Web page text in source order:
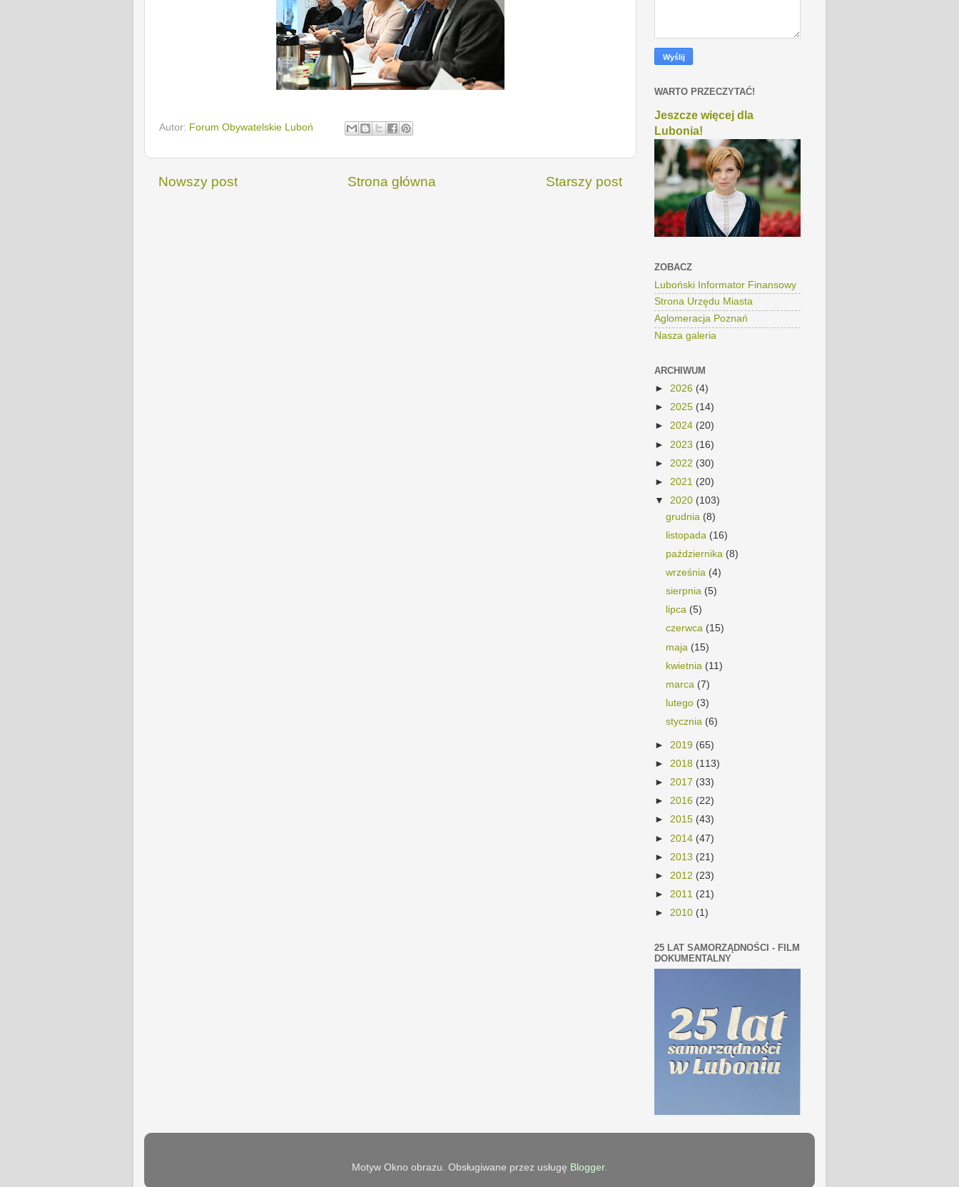
Autor: Forum Obywatelskie Luboń
Nowszy post Starszy post
Strona główna
WARTO PRZECZYTAĆ!
Jeszcze więcej dla
Lubonia!
ZOBACZ
Luboński Informator Finansowy
Strona Urzędu Miasta
Aglomeracja Poznań
Nasza galeria
ARCHIWUM
► 2026 (4)
► 2025 (14)
► 2024 (20)
► 2023 (16)
► 2022 (30)
► 2021 (20)
▼ 2020 (103)
grudnia (8)
listopada (16)
października (8)
września (4)
sierpnia (5)
lipca (5)
czerwca (15)
maja (15)
kwietnia (11)
marca (7)
lutego (3)
stycznia (6)
► 2019 (65)
► 2018 (113)
► 2017 (33)
► 2016 (22)
► 2015 (43)
► 2014 (47)
► 2013 (21)
► 2012 (23)
► 2011 (21)
► 2010 (1)
25 LAT SAMORZĄDNOŚCI - FILM
DOKUMENTALNY
Motyw Okno obrazu. Obsługiwane przez usługę Blogger.